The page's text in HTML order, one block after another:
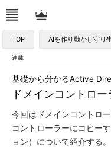
TOP AIを作り動かし守り
連載
ドメインコントロ
基礎から分かるActive
今回はドメインコントロ
コントローラーにコピー
ョン）について紹介する。